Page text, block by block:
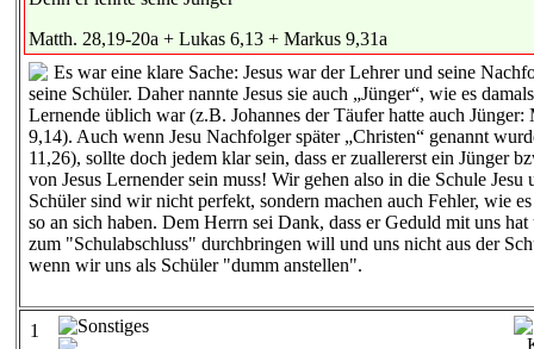
Matth. 28,19-20a + Lukas 6,13 + Markus 9,31a
Es war eine klare Sache: Jesus war der Lehrer und seine
seine Schüler. Daher nannte Jesus sie auch „Jünger“, wie es
Lernende üblich war (z.B. Johannes der Täufer hatte auch Jünger:
9,14). Auch wenn Jesu Nachfolger später „Christen“ genannt
11,26), sollte doch jedem klar sein, dass er zuallererst ein Jünger
von Jesus Lernender sein muss! Wir gehen also in die Schule Jesu
Schüler sind wir nicht perfekt, sondern machen auch Fehler, wie
so an sich haben. Dem Herrn sei Dank, dass er Geduld mit uns hat
zum "Schulabschluss" durchbringen will und uns nicht aus der
wenn wir uns als Schüler "dumm anstellen".
1